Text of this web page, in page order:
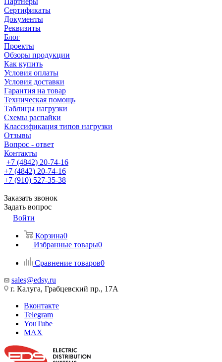
Сертификаты
Документы
Реквизиты
Блог
Проекты
Обзоры продукции
Как купить
Условия оплаты
Условия доставки
Гарантия на товар
Техническая помощь
Таблицы нагрузки
Схемы распайки
Классификация типов нагрузки
Отзывы
Вопрос - ответ
Контакты
+7 (4842) 20-74-16
+7 (4842) 20-74-16
+7 (910) 527-35-38
Заказать звонок
Задать вопрос
Войти
Корзина0
Избранные товары0
Сравнение товаров0
sales@edsy.ru
г. Калуга, Грабцевский пр., 17А
Вконтакте
Telegram
YouTube
MAX